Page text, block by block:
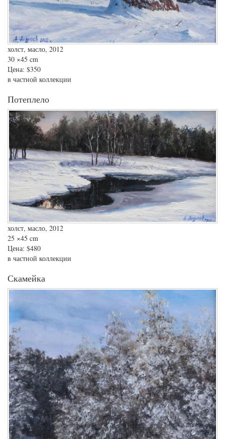
холст, масло, 2012
30 ×45 cm
Цена: $350
в частной коллекции
Потеплело
холст, масло, 2012
25 ×45 cm
Цена: $480
в частной коллекции
Скамейка